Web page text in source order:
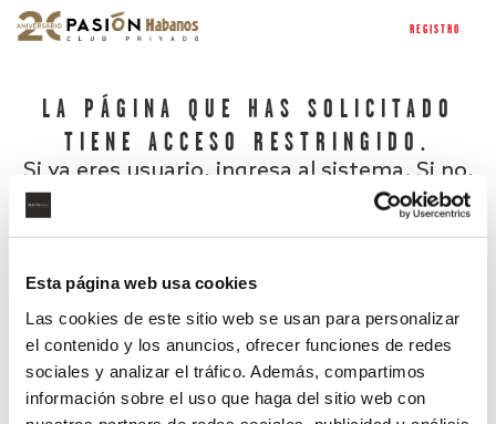
Esta página web usa cookies
Las cookies de este sitio web se usan para personalizar
el contenido y los anuncios, ofrecer funciones de redes
sociales y analizar el tráfico. Además, compartimos
información sobre el uso que haga del sitio web con
REGISTRO
LA PÁGINA QUE HAS SOLICITADO
TIENE ACCESO RESTRINGIDO.
Si ya eres usuario, ingresa al sistema. Si no,